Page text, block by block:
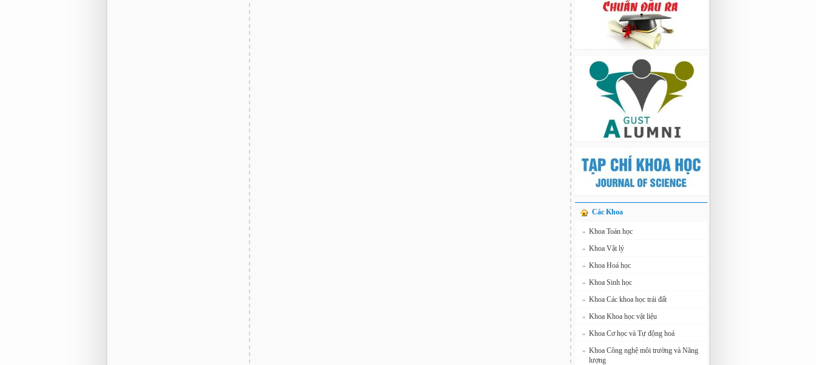
Các Khoa
» Khoa Toán học
» Khoa Vật lý
» Khoa Hoá học
» Khoa Sinh học
» Khoa Các khoa học trái đất
» Khoa Khoa học vật liệu
» Khoa Cơ học và Tự động hoá
» Khoa Công nghệ môi trường và Năng
lượng